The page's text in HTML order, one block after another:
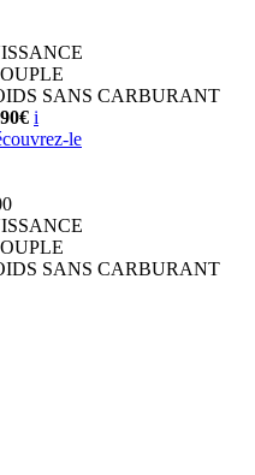
SANS CARBURANT
i
le
SANS CARBURANT